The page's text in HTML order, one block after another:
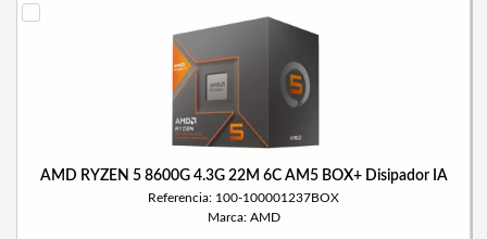
AMD RYZEN 5 8600G 4.3G 22M 6C AM5 BOX+ Disipador IA
Referencia: 100-100001237BOX
Marca: AMD